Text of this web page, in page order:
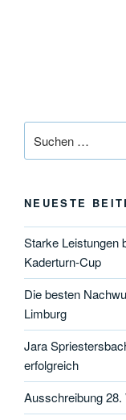
nach:
NEUESTE
Starke Leistungen
Kaderturn-Cup
Die besten
Limburg
Jara
erfolgreich
Ausschreibung